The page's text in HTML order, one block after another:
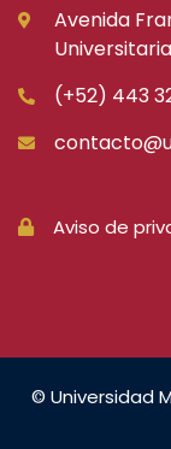
Avenida
(+52) 443
Aviso de
© Universidad